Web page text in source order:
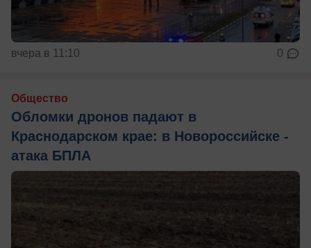
вчера в 11:10 0
Общество
Обломки дронов падают в
Краснодарском крае: в Новороссийске -
атака БПЛА